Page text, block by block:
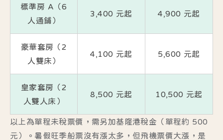
標準房 A（6
人通鋪）
3,400 元起 4,900 元起
豪華套房（2
人雙床）
4,100 元起 5,600 元起
皇家套房（2
人雙人床）
8,500 元起 10,500 元起
以上為單程未稅票價，需另加基隆港稅金（單程約 500
元）。暑假旺季船票沒有漲太多，但飛機票價大漲，是